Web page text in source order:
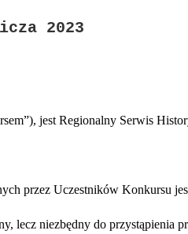
2023
jest Regionalny Serwis
przez Uczestników Konkursu
lecz niezbędny do przystąpienia